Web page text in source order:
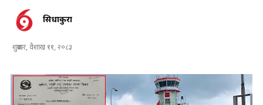
सिधाकुरा
शुक्रबार, वैशाख ११, २०८३